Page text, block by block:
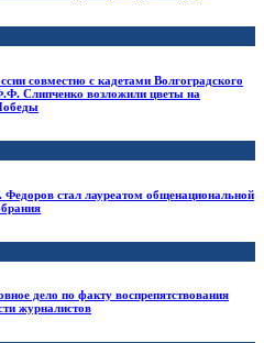
совместно с кадетами Волгоградского
Слипченко возложили цветы на
стал лауреатом общенациональной
дело по факту воспрепятствования
журналистов